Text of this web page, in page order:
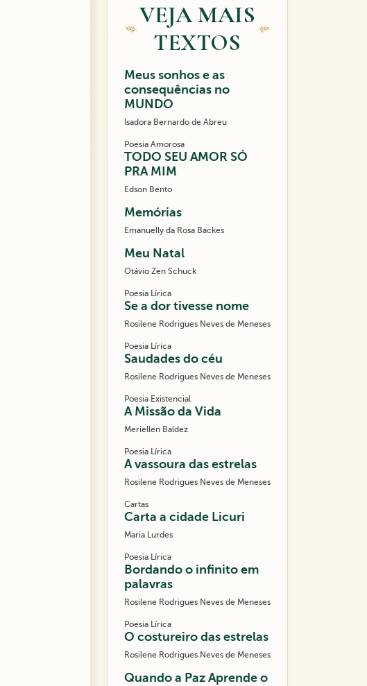
VEJA MAIS
TEXTOS
Meus sonhos e as
consequências no
MUNDO
Isadora Bernardo de Abreu
Poesia Amorosa
TODO SEU AMOR SÓ
PRA MIM
Edson Bento
Memórias
Emanuelly da Rosa Backes
Meu Natal
Otávio Zen Schuck
Poesia Lírica
Se a dor tivesse nome
Rosilene Rodrigues Neves de Meneses
Poesia Lírica
Saudades do céu
Rosilene Rodrigues Neves de Meneses
Poesia Existencial
A Missão da Vida
Meriellen Baldez
Poesia Lírica
A vassoura das estrelas
Rosilene Rodrigues Neves de Meneses
Cartas
Carta a cidade Licuri
Maria Lurdes
Poesia Lírica
Bordando o infinito em
palavras
Rosilene Rodrigues Neves de Meneses
Poesia Lírica
O costureiro das estrelas
Rosilene Rodrigues Neves de Meneses
Quando a Paz Aprende o